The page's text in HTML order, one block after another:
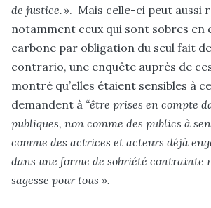
de justice. ». Mais celle-ci peut aussi
notamment ceux qui sont sobres en
carbone par obligation du seul fait
contrario, une enquête auprès de
montré qu’elles étaient sensibles à
demandent à “être prises en compte
publiques, non comme des publics à
comme des actrices et acteurs déjà
dans une forme de sobriété contrainte
sagesse pour tous ».